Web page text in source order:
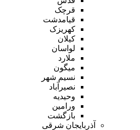
قرچک
قیامدشت
کهریزک
کیلان
لواسان
ملارد
میگون
نسیم شهر
نصیرآباد
وحیدیه
ورامین
بازگشت
آذربایجان شرقی